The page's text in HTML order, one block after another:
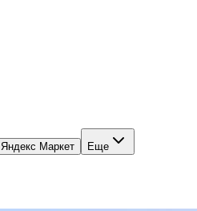
Яндекс Маркет Еще